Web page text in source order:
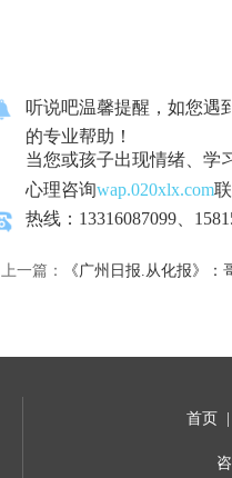
听说吧温馨提醒，如您遇
的专业帮助！
当您或孩子出现情绪、学
心理咨询wap.020xlx.com
热线：13316087099、
上一篇： 《广州日报.从化报》
首页